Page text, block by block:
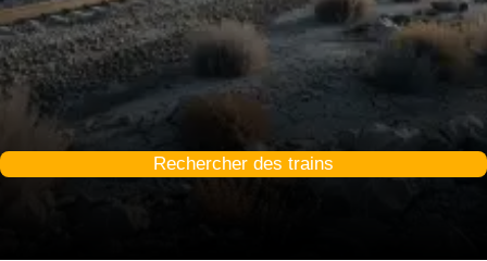
Rechercher des trains